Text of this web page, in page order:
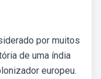
por muitos
de uma índia
europeu.